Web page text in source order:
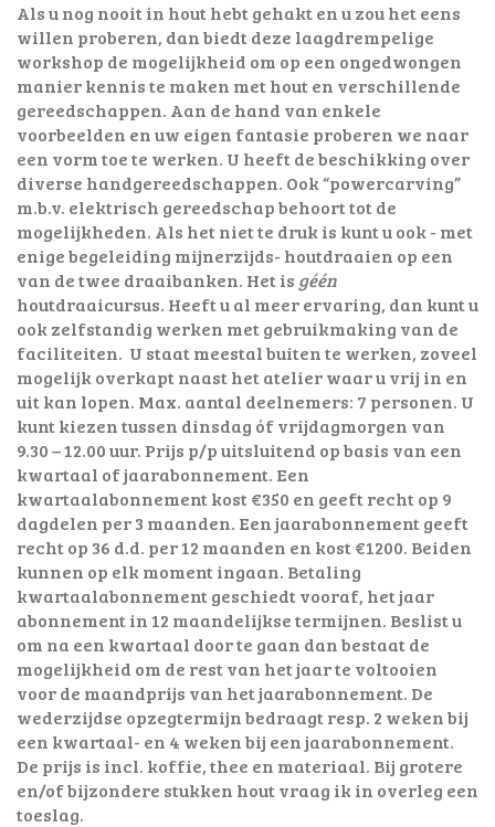
Als u nog nooit in hout hebt gehakt en u zou het eens
willen proberen, dan biedt deze laagdrempelige
workshop de mogelijkheid om op een ongedwongen
manier kennis te maken met hout en verschillende
gereedschappen. Aan de hand van enkele
voorbeelden en uw eigen fantasie proberen we naar
een vorm toe te werken. U heeft de beschikking over
diverse handgereedschappen. Ook “powercarving”
m.b.v. elektrisch gereedschap behoort tot de
mogelijkheden. Als het niet te druk is kunt u ook - met
enige begeleiding mijnerzijds- houtdraaien op een
van de twee draaibanken. Het is géén
houtdraaicursus. Heeft u al meer ervaring, dan kunt u
ook zelfstandig werken met gebruikmaking van de
faciliteiten. U staat meestal buiten te werken, zoveel
mogelijk overkapt naast het atelier waar u vrij in en
uit kan lopen. Max. aantal deelnemers: 7 personen. U
kunt kiezen tussen dinsdag óf vrijdagmorgen van
9.30 – 12.00 uur. Prijs p/p uitsluitend op basis van een
kwartaal of jaarabonnement. Een
kwartaalabonnement kost €350 en geeft recht op 9
dagdelen per 3 maanden. Een jaarabonnement geeft
recht op 36 d.d. per 12 maanden en kost €1200. Beiden
kunnen op elk moment ingaan. Betaling
kwartaalabonnement geschiedt vooraf, het jaar
abonnement in 12 maandelijkse termijnen. Beslist u
om na een kwartaal door te gaan dan bestaat de
mogelijkheid om de rest van het jaar te voltooien
voor de maandprijs van het jaarabonnement. De
wederzijdse opzegtermijn bedraagt resp. 2 weken bij
een kwartaal- en 4 weken bij een jaarabonnement.
De prijs is incl. koffie, thee en materiaal. Bij grotere
en/of bijzondere stukken hout vraag ik in overleg een
toeslag.